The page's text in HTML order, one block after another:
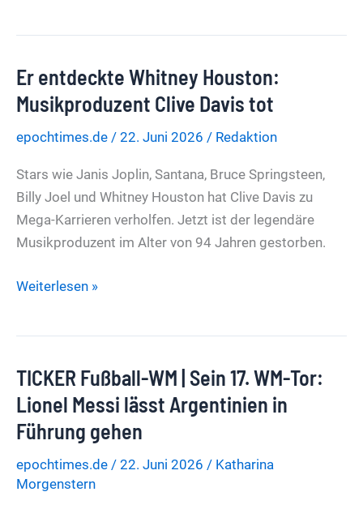
Airline
entschuldigt
Er entdeckte Whitney Houston:
Musikproduzent Clive Davis tot
epochtimes.de / 22. Juni 2026 / Redaktion
Stars wie Janis Joplin, Santana, Bruce Springsteen,
Billy Joel und Whitney Houston hat Clive Davis zu
Mega-Karrieren verholfen. Jetzt ist der legendäre
Musikproduzent im Alter von 94 Jahren gestorben.
Er
Musikproduzent
Clive
Davis
tot
Weiterlesen »
TICKER Fußball-WM | Sein 17. WM-Tor:
Lionel Messi lässt Argentinien in
Führung gehen
epochtimes.de / 22. Juni 2026 / Katharina
Morgenstern